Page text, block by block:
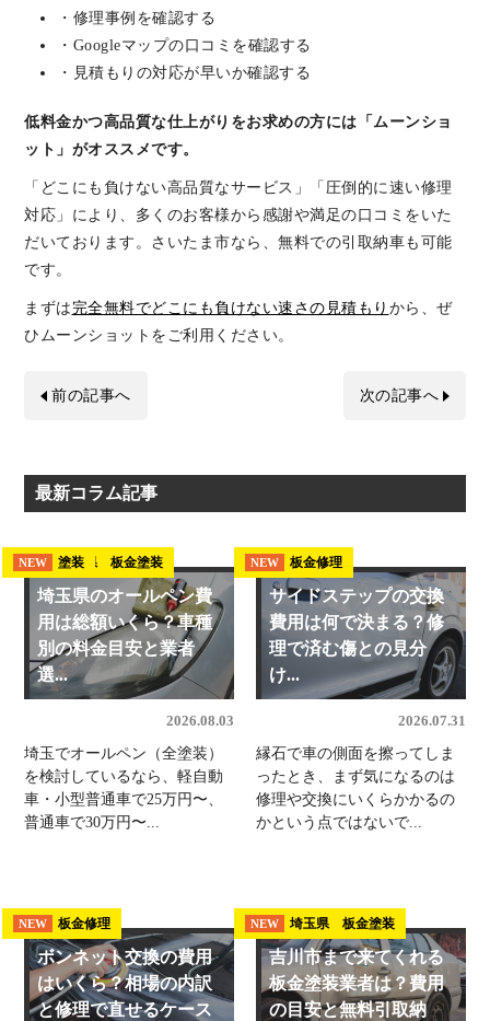
・修理事例を確認する
・Googleマップの口コミを確認する
・見積もりの対応が早いか確認する
低料金かつ高品質な仕上がりをお求めの方には「ムーンショ
ット」がオススメです。
「どこにも負けない高品質なサービス」「圧倒的に速い修理
対応」により、多くのお客様から感謝や満足の口コミをいた
だいております。さいたま市なら、無料での引取納車も可能
です。
まずは 完全無料でどこにも負けない速さの見積もり から、ぜ
ひムーンショットをご利用ください。
前の記事へ 次の記事へ
最新コラム記事
NEW 埼玉県 板金塗装
NEW 塗装
埼玉県のオールペン費
用は総額いくら？車種
別の料金目安と業者
選...
2026.08.03
埼玉でオールペン（全塗装）
を検討しているなら、軽自動
車・小型普通車で25万円〜、
普通車で30万円〜...
NEW 板金修理
サイドステップの交換
費用は何で決まる？修
理で済む傷との見分
け...
2026.07.31
縁石で車の側面を擦ってしま
ったとき、まず気になるのは
修理や交換にいくらかかるの
かという点ではないで...
NEW 板金修理
ボンネット交換の費用
はいくら？相場の内訳
と修理で直せるケース
NEW 埼玉県 板金塗装
吉川市まで来てくれる
板金塗装業者は？費用
の目安と無料引取納